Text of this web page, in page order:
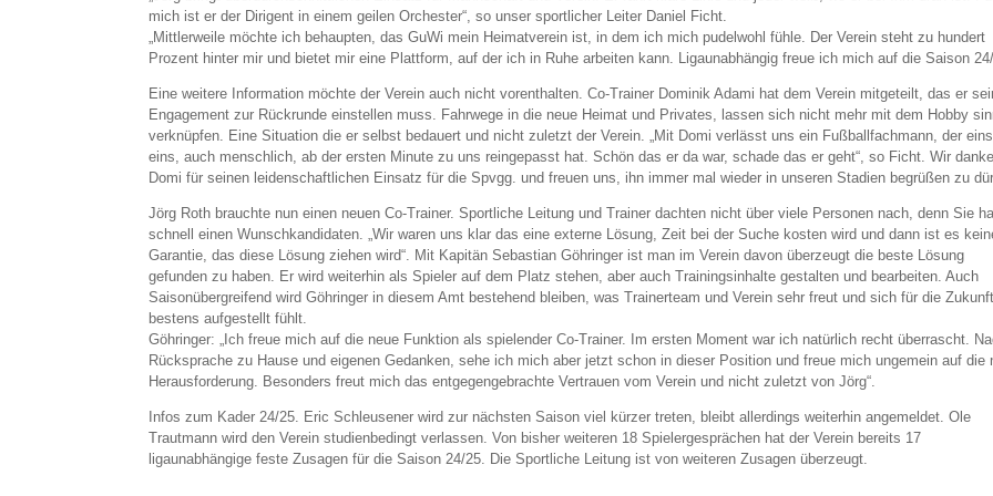
mich ist er der Dirigent in einem geilen Orchester“, so unser sportlicher Leiter Daniel Ficht.
„Mittlerweile möchte ich behaupten, das GuWi mein Heimatverein ist, in dem ich mich pudelwohl fühle. Der Verein steht zu hundert
Prozent hinter mir und bietet mir eine Plattform, auf der ich in Ruhe arbeiten kann. Ligaunabhängig freue ich mich auf die Saison
Eine weitere Information möchte der Verein auch nicht vorenthalten. Co-Trainer Dominik Adami hat dem Verein mitgeteilt, das er
Engagement zur Rückrunde einstellen muss. Fahrwege in die neue Heimat und Privates, lassen sich nicht mehr mit dem Hobby
verknüpfen. Eine Situation die er selbst bedauert und nicht zuletzt der Verein. „Mit Domi verlässt uns ein Fußballfachmann, der
eins, auch menschlich, ab der ersten Minute zu uns reingepasst hat. Schön das er da war, schade das er geht“, so Ficht. Wir
Domi für seinen leidenschaftlichen Einsatz für die Spvgg. und freuen uns, ihn immer mal wieder in unseren Stadien begrüßen zu
Jörg Roth brauchte nun einen neuen Co-Trainer. Sportliche Leitung und Trainer dachten nicht über viele Personen nach, denn Sie
schnell einen Wunschkandidaten. „Wir waren uns klar das eine externe Lösung, Zeit bei der Suche kosten wird und dann ist es
Garantie, das diese Lösung ziehen wird“. Mit Kapitän Sebastian Göhringer ist man im Verein davon überzeugt die beste Lösung
gefunden zu haben. Er wird weiterhin als Spieler auf dem Platz stehen, aber auch Trainingsinhalte gestalten und bearbeiten. Auch
Saisonübergreifend wird Göhringer in diesem Amt bestehend bleiben, was Trainerteam und Verein sehr freut und sich für die Zukunft
bestens aufgestellt fühlt.
Göhringer: „Ich freue mich auf die neue Funktion als spielender Co-Trainer. Im ersten Moment war ich natürlich recht überrascht.
Rücksprache zu Hause und eigenen Gedanken, sehe ich mich aber jetzt schon in dieser Position und freue mich ungemein auf die
Herausforderung. Besonders freut mich das entgegengebrachte Vertrauen vom Verein und nicht zuletzt von Jörg“.
Infos zum Kader 24/25. Eric Schleusener wird zur nächsten Saison viel kürzer treten, bleibt allerdings weiterhin angemeldet. Ole
Trautmann wird den Verein studienbedingt verlassen. Von bisher weiteren 18 Spielergesprächen hat der Verein bereits 17
ligaunabhängige feste Zusagen für die Saison 24/25. Die Sportliche Leitung ist von weiteren Zusagen überzeugt.